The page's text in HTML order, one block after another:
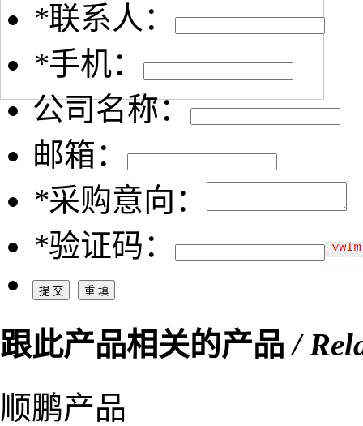
*联系人：
*手机：
公司名称：
邮箱：
*采购意向：
*验证码：
跟此产品相关的产品/
顺鹏产品